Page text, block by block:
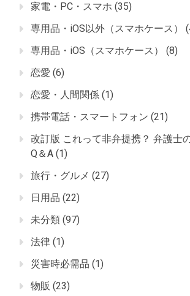
家電・PC・スマホ (35)
専用品・iOS以外（スマホケース）
専用品・iOS（スマホケース）
(8)
恋愛 (6)
恋愛・人間関係 (1)
携帯電話・スマートフォン (21)
改訂版 これって非弁提携？ 弁護士
Q＆A (1)
旅行・グルメ (27)
日用品 (22)
未分類 (97)
法律 (1)
災害時必需品 (1)
物販 (23)